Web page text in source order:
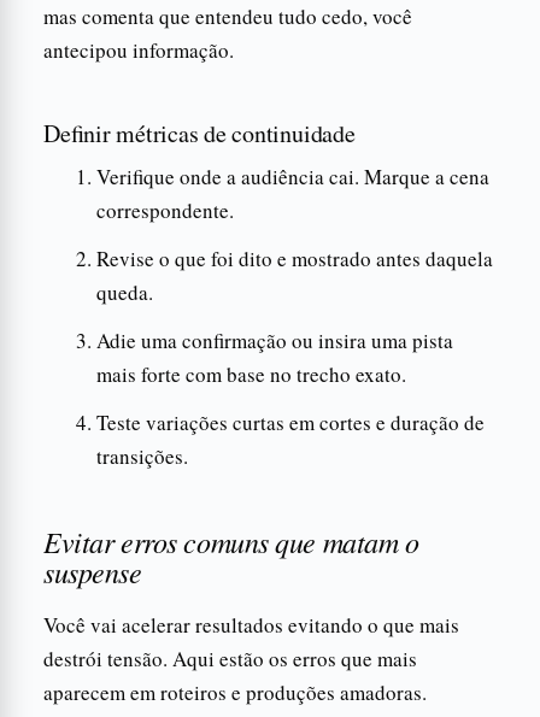
mas comenta que entendeu tudo cedo, você
antecipou informação.
Definir métricas de continuidade
Verifique onde a audiência cai. Marque a cena
correspondente.
Revise o que foi dito e mostrado antes daquela
queda.
Adie uma confirmação ou insira uma pista
mais forte com base no trecho exato.
Teste variações curtas em cortes e duração de
transições.
Evitar erros comuns que matam o
suspense
Você vai acelerar resultados evitando o que mais
destrói tensão. Aqui estão os erros que mais
aparecem em roteiros e produções amadoras.